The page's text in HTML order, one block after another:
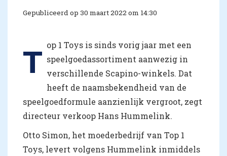
Gepubliceerd op 30 maart 2022 om 14:30
T op 1 Toys is sinds vorig jaar met een
speelgoedassortiment aanwezig in
verschillende Scapino-winkels. Dat
heeft de naamsbekendheid van de
speelgoedformule aanzienlijk vergroot, zegt
directeur verkoop Hans Hummelink.
Otto Simon, het moederbedrijf van Top 1
Toys, levert volgens Hummelink inmiddels